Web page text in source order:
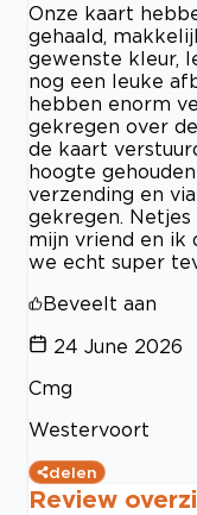
Onze kaart
gehaald,
gewenste kleur,
nog een leuke
hebben enorm
gekregen over
de kaart
hoogte
verzending en
gekregen.
mijn vriend en ik
we echt super
Beveelt aan
24 June 2026
Cmg
Westervoort
delen
Review